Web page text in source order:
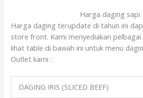
Harga daging sapi
Harga daging terupdate di tahun ini
store front. Kami menyediakan pelbagai
lihat table di bawah ini untuk menu
Outlet kami :
DAGING IRIS (SLICED BEEF)